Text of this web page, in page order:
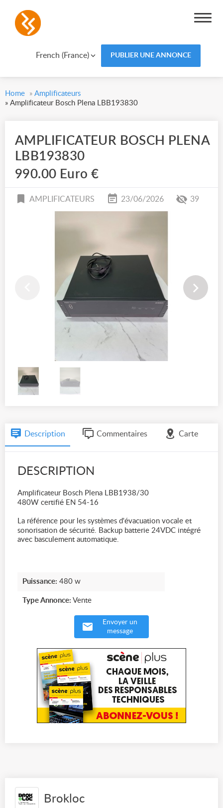
French (France) PUBLIER UNE ANNONCE
Home » Amplificateurs
» Amplificateur Bosch Plena LBB193830
AMPLIFICATEUR BOSCH PLENA
LBB193830
990.00 Euro €
AMPLIFICATEURS 23/06/2026 39
Description Commentaires Carte
DESCRIPTION
Amplificateur Bosch Plena LBB1938/30
480W certifié EN 54-16
La référence pour les systèmes d'évacuation vocale et
sonorisation de sécurité. Backup batterie 24VDC intégré
avec basculement automatique.
Puissance: 480 w
Type Annonce: Vente
Envoyer un
message
Brokloc